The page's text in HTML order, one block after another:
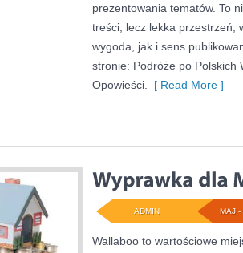
prezentowania tematów. To
treści, lecz lekka przestrzeń,
wygoda, jak i sens
stronie: Podróże po Polskich
Opowieści.
[ Read More ]
MAJ -
ADMIN
Wallaboo to wartościowe